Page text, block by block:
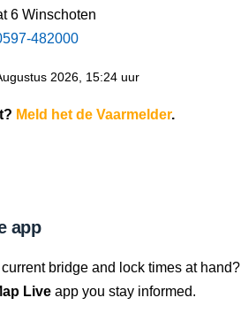
6 Winschoten
482000
2026, 15:24 uur
Meld het de Vaarmelder.
app
bridge and lock times at hand?
Live app you stay informed.